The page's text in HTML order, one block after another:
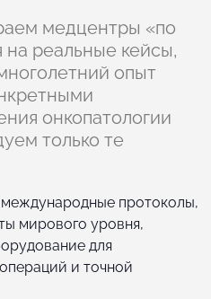
медцентры «по
на реальные кейсы,
опыт
онкопатологии
только те
протоколы,
мирового уровня,
для
и точной